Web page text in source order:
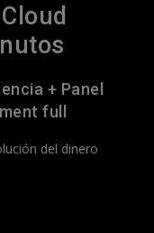
+ Panel
full
del dinero